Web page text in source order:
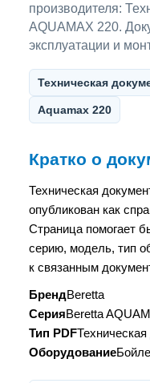
производителя:
AQUAMAX 220.
эксплуатации и
Техническая
Aquamax 220
Кратко о
Техническая
опубликован как
Страница помогает
серию, модель, тип
к связанным
БрендBeretta
СерияBeretta
Тип PDF
Оборудование